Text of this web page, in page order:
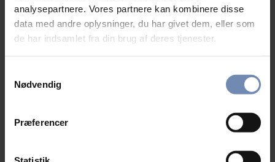
analysepartnere. Vores partnere kan kombinere disse
data med andre oplysninger, du har givet dem, eller som
de har indsamlet fra din brug af deres tjenester.
Nødvendig
Præferencer